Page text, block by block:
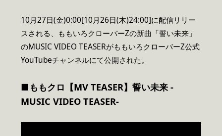
10月27日(金)0:00[10月26日(木)24:00]に配信リリー
スされる、ももいろクローバーZの新曲「誓い未来」
のMUSIC VIDEO TEASERがももいろクローバーZ公式
YouTubeチャンネルにて公開された。
■ももクロ【MV TEASER】誓い未来 -
MUSIC VIDEO TEASER-